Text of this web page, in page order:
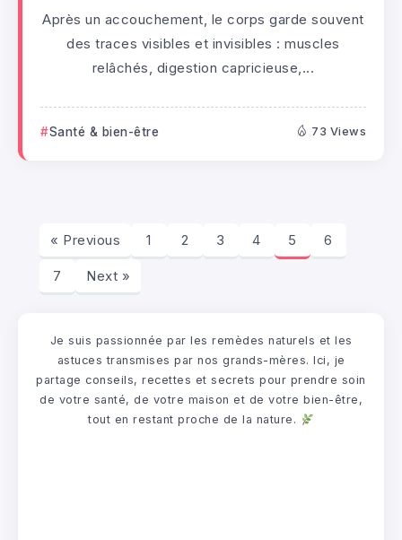
Après un accouchement, le corps garde souvent
des traces visibles et invisibles : muscles
relâchés, digestion capricieuse,...
Santé & bien-être 73 Views
« Previous 1 2 3 4 5 6
7 Next »
Je suis passionnée par les remèdes naturels et les
astuces transmises par nos grands-mères. Ici, je
partage conseils, recettes et secrets pour prendre soin
de votre santé, de votre maison et de votre bien-être,
tout en restant proche de la nature.